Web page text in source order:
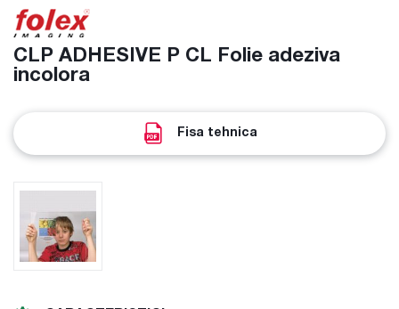
CLP ADHESIVE P CL Folie adeziva
incolora
Fisa tehnica